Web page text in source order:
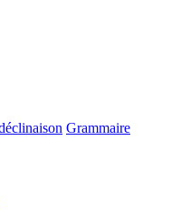
Grammaire